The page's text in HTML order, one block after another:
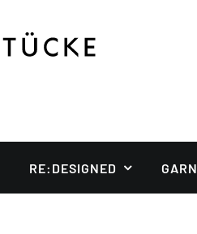
RE:DESIGNED